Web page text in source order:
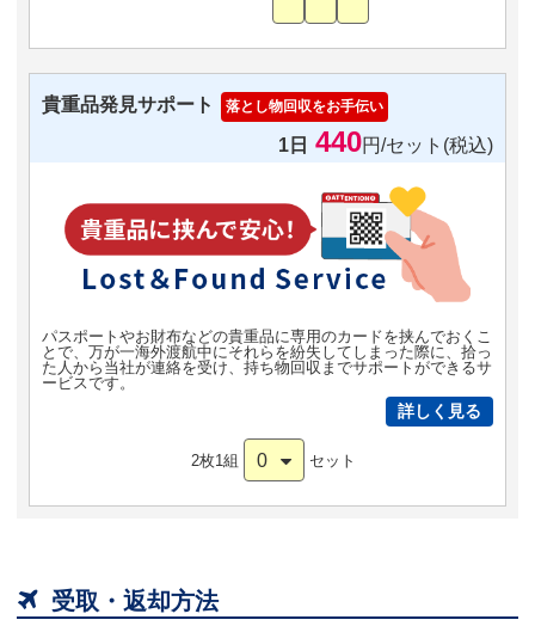
貴重品発見サポート 落とし物回収をお手伝い
1日 440円/セット(税込)
パスポートやお財布などの貴重品に専用のカードを挟んでおくこ
とで、万が一海外渡航中にそれらを紛失してしまった際に、拾っ
た人から当社が連絡を受け、持ち物回収までサポートができるサ
ービスです。
詳しく見る
2枚1組 0 セット
 受取・返却方法